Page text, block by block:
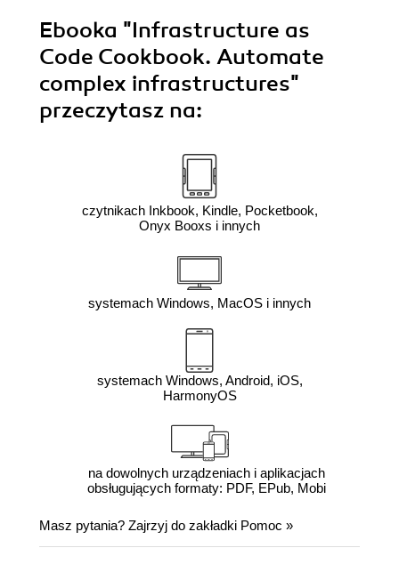
Ebooka "Infrastructure as
Code Cookbook. Automate
complex infrastructures"
przeczytasz na:
czytnikach Inkbook, Kindle, Pocketbook,
Onyx Booxs i innych
systemach Windows, MacOS i innych
systemach Windows, Android, iOS,
HarmonyOS
na dowolnych urządzeniach i aplikacjach
obsługujących formaty: PDF, EPub, Mobi
Masz pytania? Zajrzyj do zakładki Pomoc »